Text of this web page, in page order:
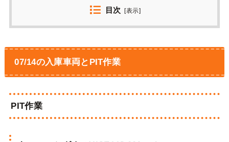
目次 [表示]
07/14の入庫車両とPIT作業
PIT作業